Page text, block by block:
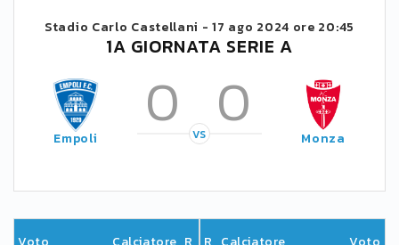
Stadio Carlo Castellani -17 ago 2024 ore 20:45
1A GIORNATA SERIE A
Empoli 0 0
VS Monza